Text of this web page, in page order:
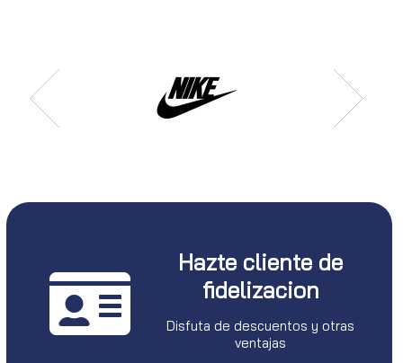
Hazte cliente de
fidelizacion
Disfuta de descuentos y otras
ventajas